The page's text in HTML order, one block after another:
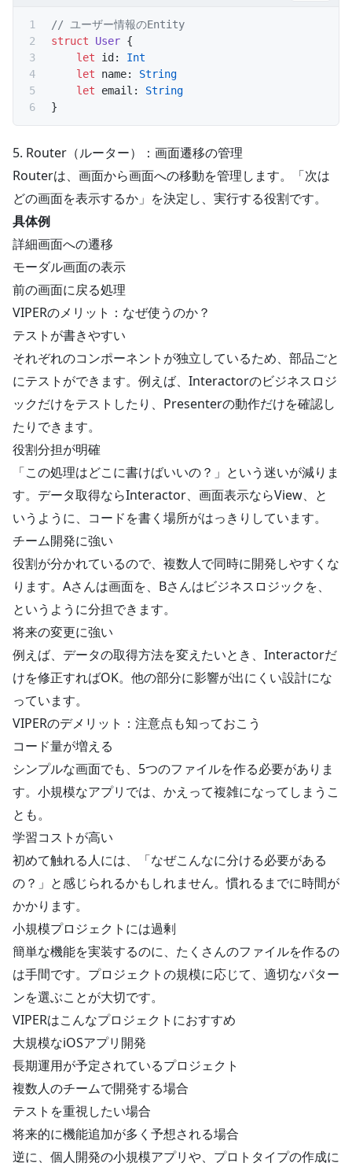
// ユーザー情報のEntity
struct User {
    let
id: Int
    let
name: String
    let
email: String
}
5. Router（ルーター）：画面遷移の管理
Routerは、画面から画面への移動を管理します。「次は
どの画面を表示するか」を決定し、実行する役割です。
具体例
詳細画面への遷移
モーダル画面の表示
前の画面に戻る処理
VIPERのメリット：なぜ使うのか？
テストが書きやすい
それぞれのコンポーネントが独立しているため、部品ごと
にテストができます。例えば、Interactorのビジネスロジ
ックだけをテストしたり、Presenterの動作だけを確認し
たりできます。
役割分担が明確
「この処理はどこに書けばいいの？」という迷いが減りま
す。データ取得ならInteractor、画面表示ならView、と
いうように、コードを書く場所がはっきりしています。
チーム開発に強い
役割が分かれているので、複数人で同時に開発しやすくな
ります。Aさんは画面を、Bさんはビジネスロジックを、
というように分担できます。
将来の変更に強い
例えば、データの取得方法を変えたいとき、Interactorだ
けを修正すればOK。他の部分に影響が出にくい設計にな
っています。
VIPERのデメリット：注意点も知っておこう
コード量が増える
シンプルな画面でも、5つのファイルを作る必要がありま
す。小規模なアプリでは、かえって複雑になってしまうこ
とも。
学習コストが高い
初めて触れる人には、「なぜこんなに分ける必要がある
の？」と感じられるかもしれません。慣れるまでに時間が
かかります。
小規模プロジェクトには過剰
簡単な機能を実装するのに、たくさんのファイルを作るの
は手間です。プロジェクトの規模に応じて、適切なパター
ンを選ぶことが大切です。
VIPERはこんなプロジェクトにおすすめ
大規模なiOSアプリ開発
長期運用が予定されているプロジェクト
複数人のチームで開発する場合
テストを重視したい場合
将来的に機能追加が多く予想される場合
逆に、個人開発の小規模アプリや、プロトタイプの作成に